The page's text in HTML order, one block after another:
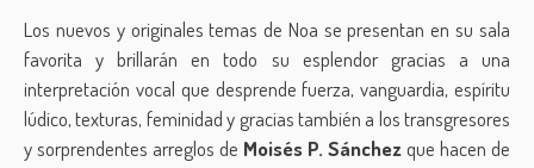
Los nuevos y originales temas de Noa se presentan en su sala
favorita y brillarán en todo su esplendor gracias a una
interpretación vocal que desprende fuerza, vanguardia, espíritu
lúdico, texturas, feminidad y gracias también a los transgresores
y sorprendentes arreglos de Moisés P. Sánchezque hacen de